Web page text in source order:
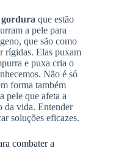
gordura que estão
a pele para
que são como
rígidas. Elas puxam
e puxa cria o
Não é só
forma também
pele que afeta a
da vida. Entender
soluções eficazes.
combater a